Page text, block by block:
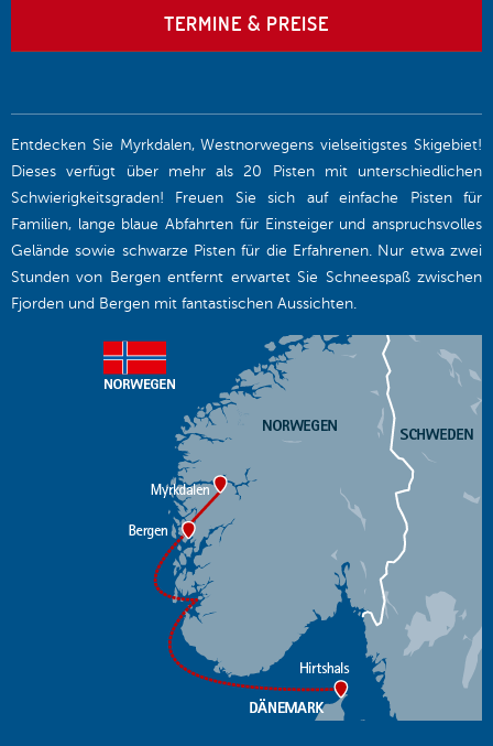
TERMINE & PREISE
Entdecken Sie Myrkdalen, Westnorwegens vielseitigstes Skigebiet!
Dieses verfügt über mehr als 20 Pisten mit unterschiedlichen
Schwierigkeitsgraden! Freuen Sie sich auf einfache Pisten für
Familien, lange blaue Abfahrten für Einsteiger und anspruchsvolles
Gelände sowie schwarze Pisten für die Erfahrenen. Nur etwa zwei
Stunden von Bergen entfernt erwartet Sie Schneespaß zwischen
Fjorden und Bergen mit fantastischen Aussichten.